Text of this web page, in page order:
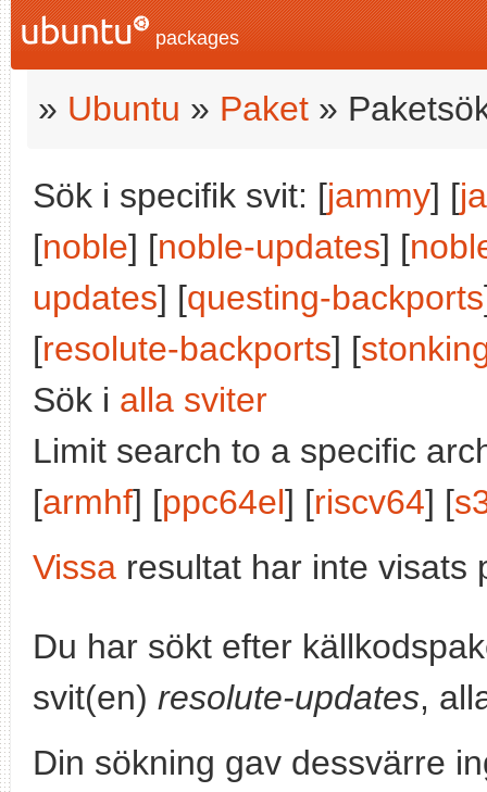
packages
» Ubuntu » Paket »
Sök i specifik svit: [jammy] [
[noble] [noble-updates] [
updates] [questing-backports
[resolute-backports] [
Sök i alla sviter
Limit search to a specific
[armhf] [ppc64el] [riscv64] [
Vissa resultat har inte visats
Du har sökt efter
svit(en) resolute-updates,
Din sökning gav dessvärre